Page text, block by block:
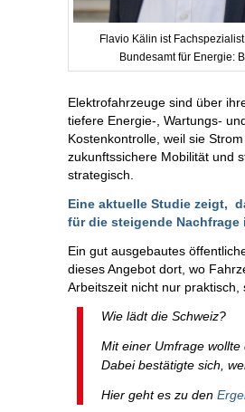
Flavio Kälin ist
Bundesamt für Energie:
Elektrofahrzeuge sind über
tiefere Energie-, Wartungs-
Kostenkontrolle, weil sie
zukunftssichere Mobilität und
strategisch.
Eine aktuelle Studie zeigt,
für die steigende Nachfrage
Ein gut ausgebautes
dieses Angebot dort, wo
Arbeitszeit nicht nur
Wie lädt die Schweiz?
Mit einer Umfrage
Dabei bestätigte sich,
Hier geht es zu den